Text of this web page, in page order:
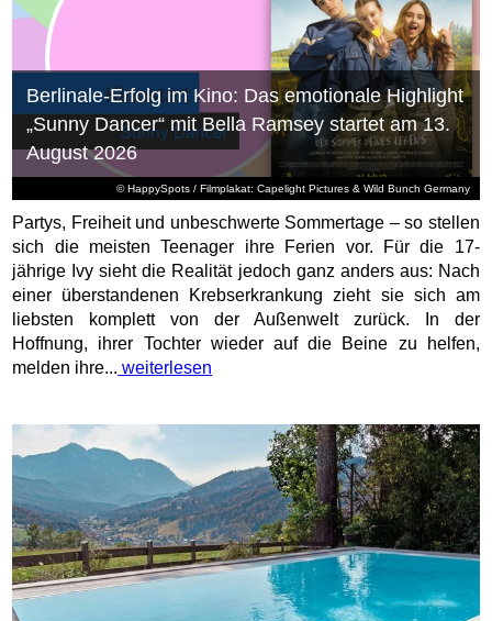
© HappySpots / Filmplakat: Capelight Pictures & Wild Bunch Germany
Berlinale-Erfolg im Kino: Das emotionale Highlight
„Sunny Dancer“ mit Bella Ramsey startet am 13.
August 2026
Partys, Freiheit und unbeschwerte Sommertage – so stellen
sich die meisten Teenager ihre Ferien vor. Für die 17-
jährige Ivy sieht die Realität jedoch ganz anders aus: Nach
einer überstandenen Krebserkrankung zieht sie sich am
liebsten komplett von der Außenwelt zurück. In der
Hoffnung, ihrer Tochter wieder auf die Beine zu helfen,
melden ihre... weiterlesen